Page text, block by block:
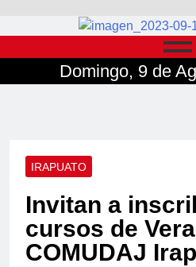
Domingo, 9 de
IRAPUATO
Invitan a
cursos de
COMUDAJ